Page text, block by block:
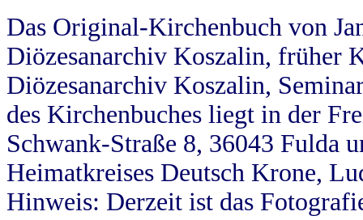
Das Original-Kirchenbuch von
Diözesanarchiv Koszalin, früher
Diözesanarchiv Koszalin,
des Kirchenbuches liegt in der
Schwank-Straße 8, 36043 Fulda
Heimatkreises Deutsch Krone,
Hinweis: Derzeit ist das